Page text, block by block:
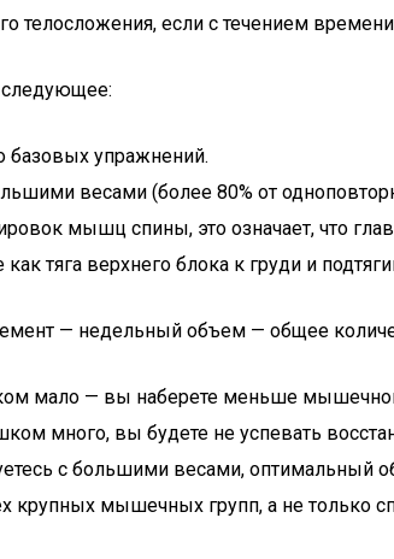
телосложения, если с течением
базовых упражнений.
весами (более 80% от
мышц спины, это означает, что
тяга верхнего блока к груди и
— недельный объем — общее
мало — вы наберете меньше
много, вы будете не успевать
с большими весами, оптимальный
крупных мышечных групп, а не только